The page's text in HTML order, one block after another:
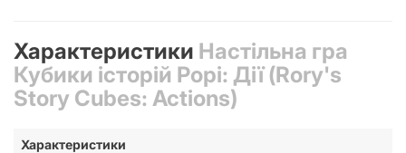
Дії– це саме те, що вам потрібно!
Ця унікальна настільна гравід Rory's Story Cubes запрошує
гравців у захопливу подорож світом оповідей, де кожен
Характеристики Настільна гра
Кубики історій Рорі: Дії (Rory's
Story Cubes: Actions)
Характеристики